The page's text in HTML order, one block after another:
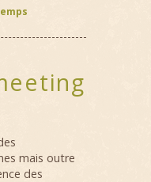
mais outre
des